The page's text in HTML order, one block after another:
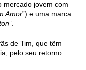
mercado jovem com
Amor”) e uma marca
”.
de Tim, que têm
pelo seu retorno